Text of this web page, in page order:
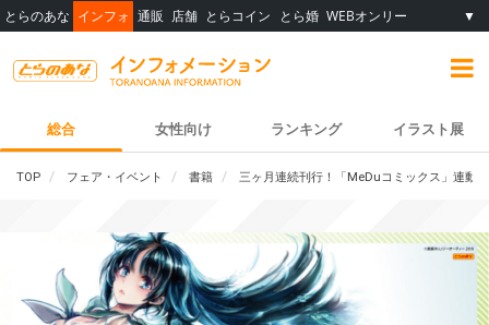
とらのあな インフォ 通販 店舗 とらコイン とら婚 WEBオンリー ▼
総合 女性向け ランキング イラスト展
TOP フェア・イベント 書籍 三ヶ月連続刊行！「MeDuコミックス」連動